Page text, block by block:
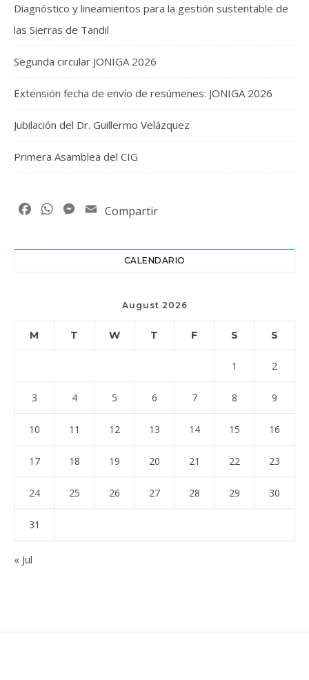
Diagnóstico y lineamientos para la gestión sustentable de
las Sierras de Tandil
Segunda circular JONIGA 2026
Extensión fecha de envío de resúmenes: JONIGA 2026
Jubilación del Dr. Guillermo Velázquez
Primera Asamblea del CIG
FacebookWhatsAppMessenger
Email
Compartir
CALENDARIO
August 2026
M T W T F S S
1 2
3 4 5 6 7 8 9
10 11 12 13 14 15 16
17 18 19 20 21 22 23
24 25 26 27 28 29 30
31
« Jul